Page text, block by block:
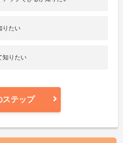
りたい
知りたい
ステップ